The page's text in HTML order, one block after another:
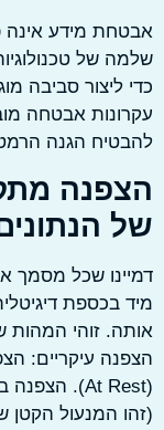
מידע אינה
של טכנולוגיות,
ליצור סביבה
אבטחה
הגנה הרמטית.
הנתונים
שכל מסמך או
בכספת דיגיטלית,
זוהי המהות של
המנעול הקטן